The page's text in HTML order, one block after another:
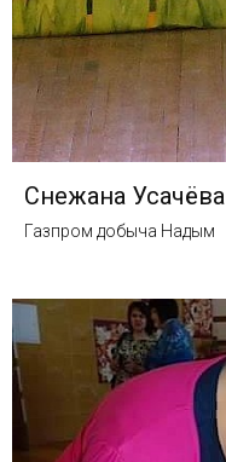
Снежана Усачёва
Газпром добыча Надым